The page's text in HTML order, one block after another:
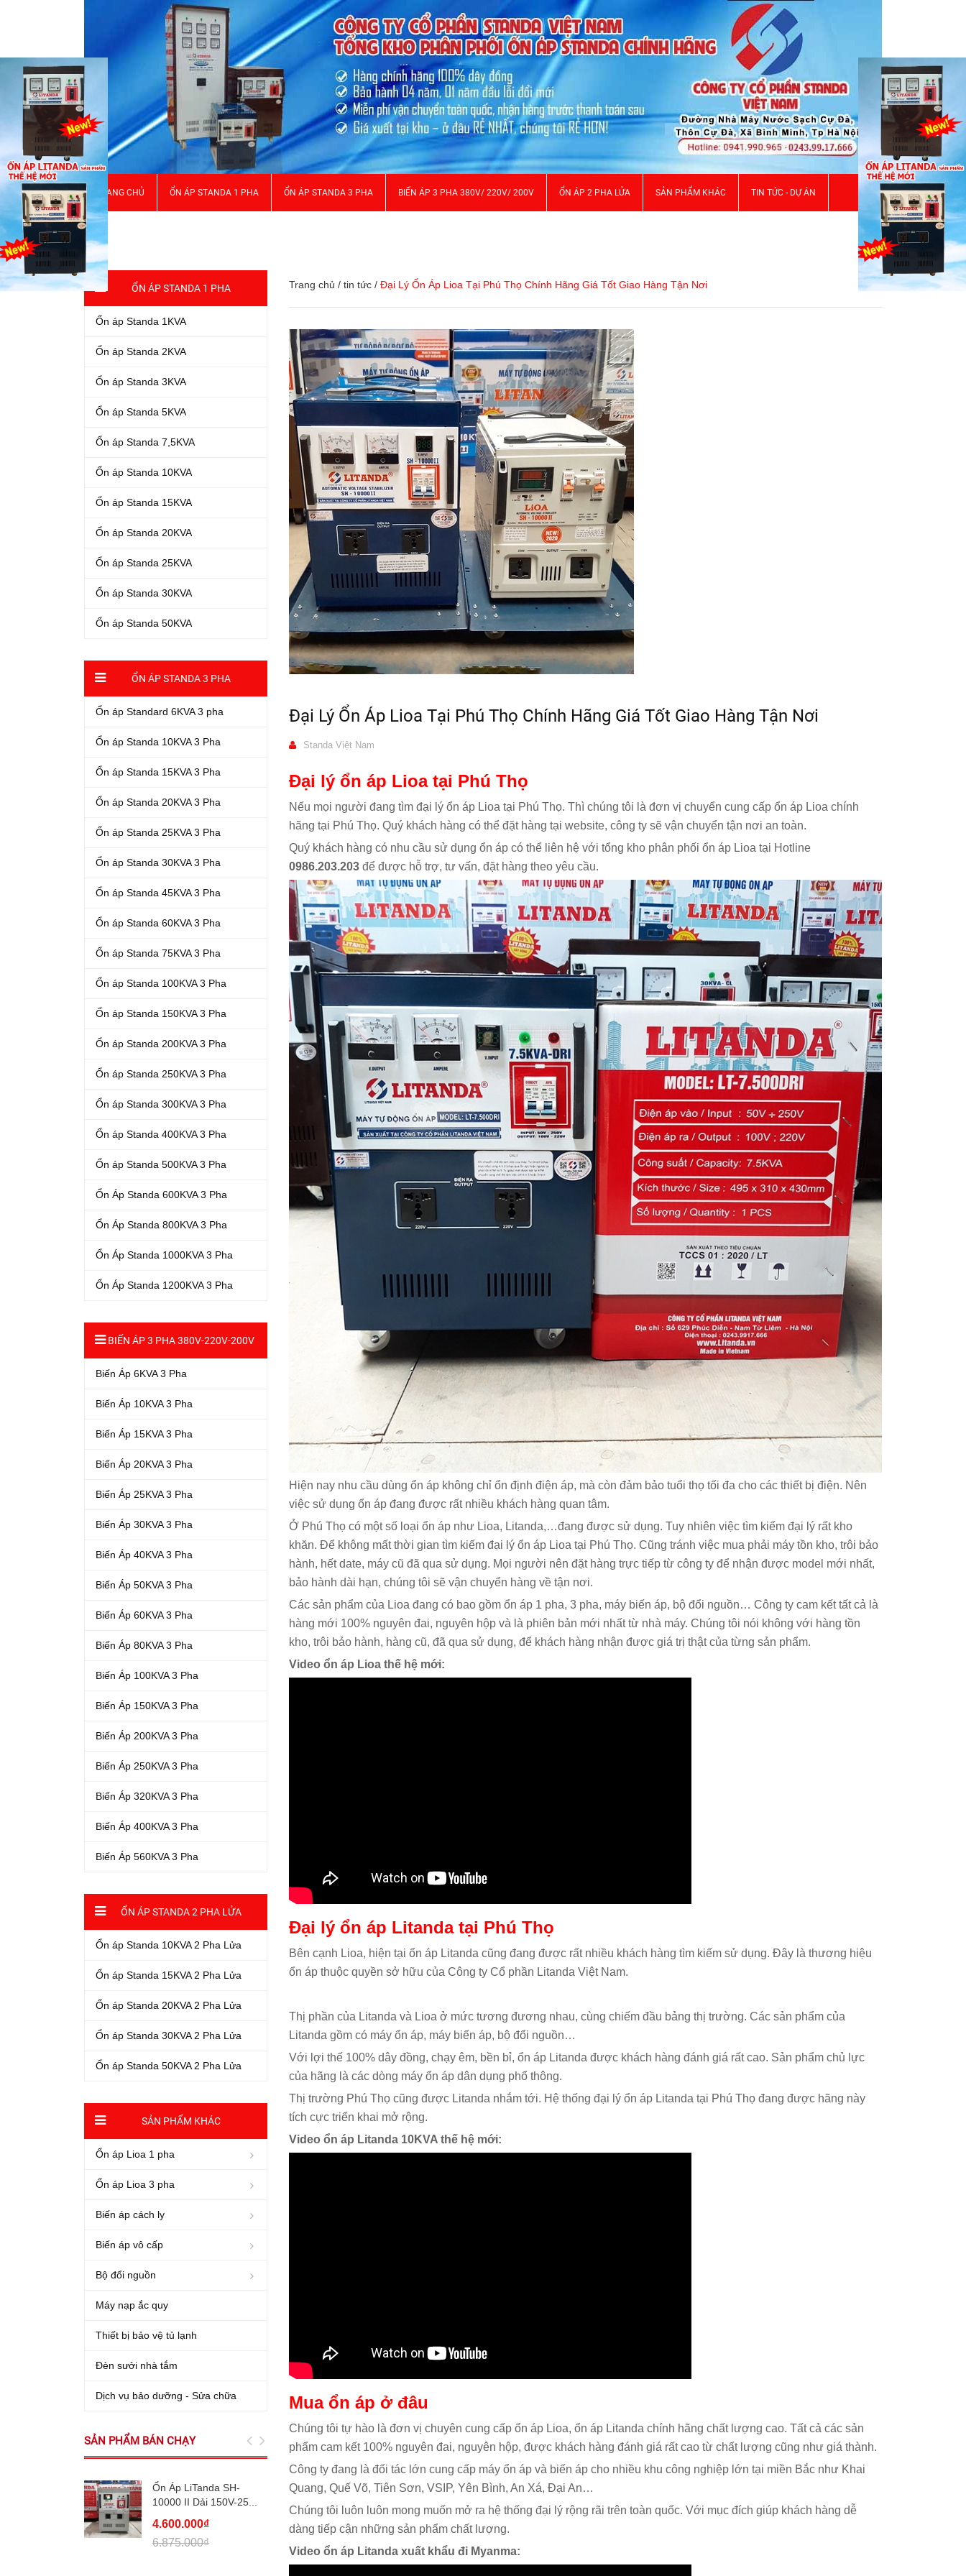
TRANG CHỦ ỔN ÁP STANDA 1 PHA ỔN ÁP STANDA 3 PHA BIẾN ÁP 3 PHA 380V/ 220V/ 200V ỔN ÁP 2 PHA LỬA SẢN PHẨM KHÁC TIN TỨC - DỰ ÁN
ỔN ÁP STANDA 1 PHA
Ổn áp Standa 1KVA
Ổn áp Standa 2KVA
Ổn áp Standa 3KVA
Ổn áp Standa 5KVA
Ổn áp Standa 7,5KVA
Ổn áp Standa 10KVA
Ổn áp Standa 15KVA
Ổn áp Standa 20KVA
Ổn áp Standa 25KVA
Ổn áp Standa 30KVA
Ổn áp Standa 50KVA
ỔN ÁP STANDA 3 PHA
Ổn áp Standard 6KVA 3 pha
Ổn áp Standa 10KVA 3 Pha
Ổn áp Standa 15KVA 3 Pha
Ổn áp Standa 20KVA 3 Pha
Ổn áp Standa 25KVA 3 Pha
Ổn áp Standa 30KVA 3 Pha
Ổn áp Standa 45KVA 3 Pha
Ổn áp Standa 60KVA 3 Pha
Ổn áp Standa 75KVA 3 Pha
Ổn áp Standa 100KVA 3 Pha
Ổn áp Standa 150KVA 3 Pha
Ổn áp Standa 200KVA 3 Pha
Ổn áp Standa 250KVA 3 Pha
Ổn áp Standa 300KVA 3 Pha
Ổn áp Standa 400KVA 3 Pha
Ổn áp Standa 500KVA 3 Pha
Ổn Áp Standa 600KVA 3 Pha
Ổn Áp Standa 800KVA 3 Pha
Ổn Áp Standa 1000KVA 3 Pha
Ổn Áp Standa 1200KVA 3 Pha
BIẾN ÁP 3 PHA 380V-220V-200V
Biến Áp 6KVA 3 Pha
Biến Áp 10KVA 3 Pha
Biến Áp 15KVA 3 Pha
Biến Áp 20KVA 3 Pha
Biến Áp 25KVA 3 Pha
Biến Áp 30KVA 3 Pha
Biến Áp 40KVA 3 Pha
Biến Áp 50KVA 3 Pha
Biến Áp 60KVA 3 Pha
Biến Áp 80KVA 3 Pha
Biến Áp 100KVA 3 Pha
Biến Áp 150KVA 3 Pha
Biến Áp 200KVA 3 Pha
Biến Áp 250KVA 3 Pha
Biến Áp 320KVA 3 Pha
Biến Áp 400KVA 3 Pha
Biến Áp 560KVA 3 Pha
ỔN ÁP STANDA 2 PHA LỬA
Ổn áp Standa 10KVA 2 Pha Lửa
Ổn áp Standa 15KVA 2 Pha Lửa
Ổn áp Standa 20KVA 2 Pha Lửa
Ổn áp Standa 30KVA 2 Pha Lửa
Ổn áp Standa 50KVA 2 Pha Lửa
SẢN PHẨM KHÁC
Ổn áp Lioa 1 pha
Ổn áp Lioa 3 pha
Biến áp cách ly
Biến áp vô cấp
Bộ đổi nguồn
Máy nạp ắc quy
Thiết bị bảo vệ tủ lạnh
Đèn sưởi nhà tắm
Dịch vụ bảo dưỡng - Sửa chữa
SẢN PHẨM BÁN CHẠY
Ổn Áp LiTanda SH-
10000 II Dải 150V-25...
4.600.000₫
6.875.000₫
Trang chủ / tin tức / Đại Lý Ổn Áp Lioa Tại Phú Thọ Chính Hãng Giá Tốt Giao Hàng Tận Nơi
Đại Lý Ổn Áp Lioa Tại Phú Thọ Chính Hãng Giá Tốt Giao Hàng Tận Nơi
Standa Việt Nam
Đại lý ổn áp Lioa tại Phú Thọ
Nếu mọi người đang tìm đại lý ổn áp Lioa tại Phú Thọ. Thì chúng tôi là đơn vị chuyển cung cấp ổn áp Lioa chính
hãng tại Phú Thọ. Quý khách hàng có thể đặt hàng tại website, công ty sẽ vận chuyển tận nơi an toàn.
Quý khách hàng có nhu cầu sử dụng ổn áp có thể liên hệ với tổng kho phân phối ổn áp Lioa tại Hotline
0986.203.203 để được hỗ trợ, tư vấn, đặt hàng theo yêu cầu.
Hiện nay nhu cầu dùng ổn áp không chỉ ổn định điện áp, mà còn đảm bảo tuổi thọ tối đa cho các thiết bị điện. Nên
việc sử dụng ổn áp đang được rất nhiều khách hàng quan tâm.
Ở Phú Thọ có một số loại ổn áp như Lioa, Litanda,…đang được sử dụng. Tuy nhiên việc tìm kiếm đại lý rất kho
khăn. Để không mất thời gian tìm kiếm đại lý ổn áp Lioa tại Phú Thọ. Cũng tránh việc mua phải máy tồn kho, trôi bảo
hành, hết date, máy cũ đã qua sử dụng. Mọi người nên đặt hàng trực tiếp từ công ty để nhận được model mới nhất,
bảo hành dài hạn, chúng tôi sẽ vận chuyển hàng về tận nơi.
Các sản phẩm của Lioa đang có bao gồm ổn áp 1 pha, 3 pha, máy biến áp, bộ đổi nguồn… Công ty cam kết tất cả là
hàng mới 100% nguyên đai, nguyên hộp và là phiên bản mới nhất từ nhà máy. Chúng tôi nói không với hàng tồn
kho, trôi bảo hành, hàng cũ, đã qua sử dụng, để khách hàng nhận được giá trị thật của từng sản phẩm.
Video ổn áp Lioa thế hệ mới:
Đại lý ổn áp Litanda tại Phú Thọ
Bên cạnh Lioa, hiện tại ổn áp Litanda cũng đang được rất nhiều khách hàng tìm kiếm sử dụng. Đây là thương hiệu
ổn áp thuộc quyền sở hữu của Công ty Cổ phần Litanda Việt Nam.
Thị phần của Litanda và Lioa ở mức tương đương nhau, cùng chiếm đầu bảng thị trường. Các sản phẩm của
Litanda gồm có máy ổn áp, máy biến áp, bộ đổi nguồn…
Với lợi thế 100% dây đồng, chạy êm, bền bỉ, ổn áp Litanda được khách hàng đánh giá rất cao. Sản phẩm chủ lực
của hãng là các dòng máy ổn áp dân dụng phổ thông.
Thị trường Phú Thọ cũng được Litanda nhắm tới. Hệ thống đại lý ổn áp Litanda tại Phú Thọ đang được hãng này
tích cực triển khai mở rộng.
Video ổn áp Litanda 10KVA thế hệ mới:
Mua ổn áp ở đâu
Chúng tôi tự hào là đơn vị chuyên cung cấp ổn áp Lioa, ổn áp Litanda chính hãng chất lượng cao. Tất cả các sản
phẩm cam kết 100% nguyên đai, nguyên hộp, được khách hàng đánh giá rất cao từ chất lượng cũng như giá thành.
Công ty đang là đối tác lớn cung cấp máy ổn áp và biến áp cho nhiều khu công nghiệp lớn tại miền Bắc như Khai
Quang, Quế Võ, Tiên Sơn, VSIP, Yên Bình, An Xá, Đại An…
Chúng tôi luôn luôn mong muốn mở ra hệ thống đại lý rộng rãi trên toàn quốc. Với mục đích giúp khách hàng dễ
dàng tiếp cận những sản phẩm chất lượng.
Video ổn áp Litanda xuất khẩu đi Myanma: